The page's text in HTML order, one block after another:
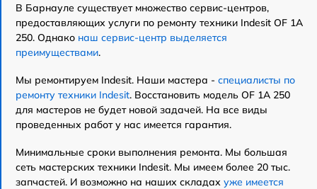
В Барнауле существует множество сервис-центров,
предоставляющих услуги по ремонту техники Indesit OF 1A
250. Однако наш сервис-центр выделяется
преимуществами.
Мы ремонтируем Indesit. Наши мастера - специалисты по
ремонту техники Indesit. Восстановить модель OF 1A 250
для мастеров не будет новой задачей. На все виды
проведенных работ у нас имеется гарантия.
Минимальные сроки выполнения ремонта. Мы большая
сеть мастерских техники Indesit. Мы имеем более 20 тыс.
запчастей. И возможно на наших складах уже имеется